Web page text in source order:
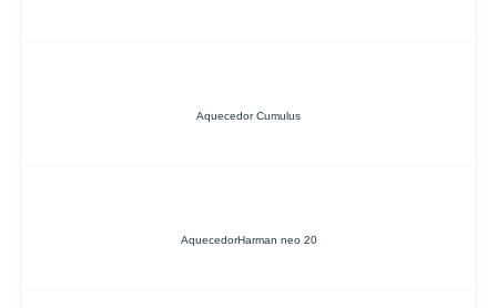
Aquecedor Cumulus
AquecedorHarman neo 20